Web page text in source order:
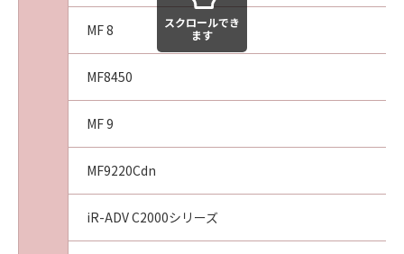
MF 8
MF8450
MF 9
MF9220Cdn
iR-ADV C2000シリーズ
スクロールでき
ます